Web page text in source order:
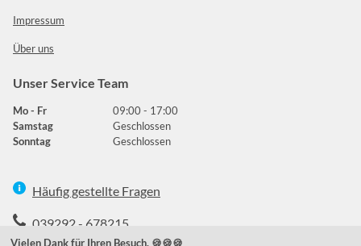
Impressum
Über uns
Unser Service Team
Mo - Fr
09:00 - 17:00
Samstag
Geschlossen
Sonntag
Geschlossen
Häufig gestellte Fragen
039292 - 678215
Vielen Dank für Ihren Besuch. 🍪🍪🍪